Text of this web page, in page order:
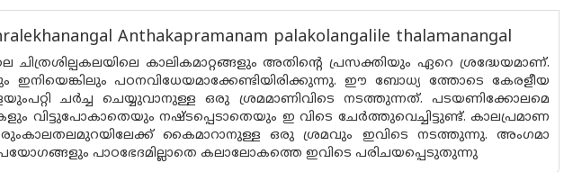
Anthakapramanam palakolangalile thalamanangal
കാലികമാറ്റങ്ങളും അതിന്റെ പ്രസക്തിയും ഏറെ ശ്രദ്ധേയമാണ്.
ഇനിയെങ്കിലും പഠനവിധേയമാക്കേണ്ടിയിരിക്കുന്നു. ഈ ബോധ്യ ത്തോടെ കേരളീയ
ചർച്ച ചെയ്യുവാനുള്ള ഒരു ശ്രമമാണിവിടെ നടത്തുന്നത്. പടയണിക്കോലമെ
വിട്ടുപോകാതെയും നഷ്ടപ്പെടാതെയും ഇ വിടെ ചേർത്തുവെച്ചിട്ടുണ്ട്. കാലപ്രമാണ
കൈമാറാനുള്ള ഒരു ശ്രമവും ഇവിടെ നടത്തുന്നു. അംഗമാ
പാഠഭേദമില്ലാതെ കലാലോകത്തെ ഇവിടെ പരിചയപ്പെടുതുന്നു